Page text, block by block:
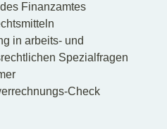
Finanzamtes
in arbeits- und
Spezialfragen
Check